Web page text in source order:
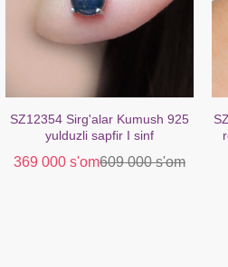
SZ12354 Sirg'alar Kumush 925
yulduzli sapfir I sinf
369 000 s'om609 000 s'om